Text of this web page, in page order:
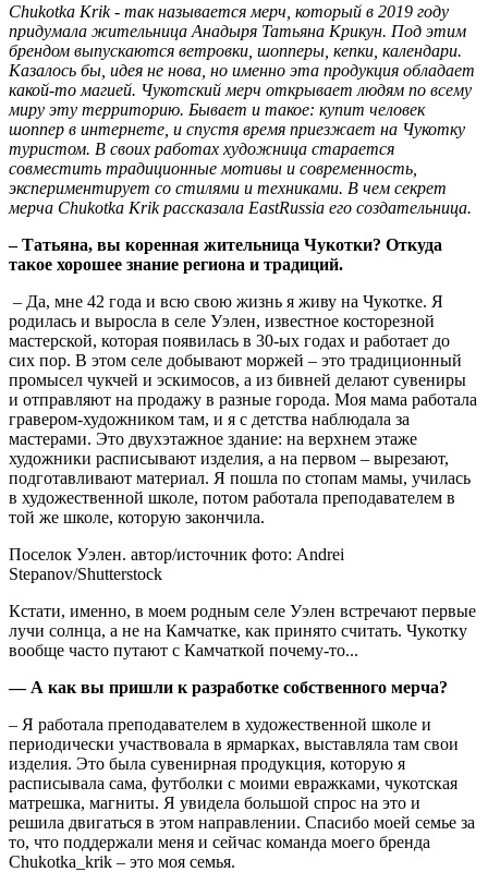
Chukotka Krik - так называется мерч, который в 2019 году
придумала жительница Анадыря Татьяна Крикун. Под этим
брендом выпускаются ветровки, шопперы, кепки, календари.
Казалось бы, идея не нова, но именно эта продукция обладает
какой-то магией. Чукотский мерч открывает людям по всему
миру эту территорию. Бывает и такое: купит человек
шоппер в интернете, и спустя время приезжает на Чукотку
туристом. В своих работах художница старается
совместить традиционные мотивы и современность,
экспериментирует со стилями и техниками. В чем секрет
мерча Chukotka Krik рассказала EastRussia его создательница.
– Татьяна, вы коренная жительница Чукотки? Откуда
такое хорошее знание региона и традиций.
– Да, мне 42 года и всю свою жизнь я живу на Чукотке. Я
родилась и выросла в селе Уэлен, известное косторезной
мастерской, которая появилась в 30-ых годах и работает до
сих пор. В этом селе добывают моржей – это традиционный
промысел чукчей и эскимосов, а из бивней делают сувениры
и отправляют на продажу в разные города. Моя мама работала
гравером-художником там, и я с детства наблюдала за
мастерами. Это двухэтажное здание: на верхнем этаже
художники расписывают изделия, а на первом – вырезают,
подготавливают материал. Я пошла по стопам мамы, училась
в художественной школе, потом работала преподавателем в
той же школе, которую закончила.
Поселок Уэлен. автор/источник фото: Andrei
Stepanov/Shutterstock
Кстати, именно, в моем родным селе Уэлен встречают первые
лучи солнца, а не на Камчатке, как принято считать. Чукотку
вообще часто путают с Камчаткой почему-то...
— А как вы пришли к разработке собственного мерча?
– Я работала преподавателем в художественной школе и
периодически участвовала в ярмарках, выставляла там свои
изделия. Это была сувенирная продукция, которую я
расписывала сама, футболки с моими евражками, чукотская
матрешка, магниты. Я увидела большой спрос на это и
решила двигаться в этом направлении. Спасибо моей семье за
то, что поддержали меня и сейчас команда моего бренда
Chukotka_krik – это моя семья.